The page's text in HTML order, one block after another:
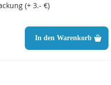
(+ 3.- €)
In den Warenkorb